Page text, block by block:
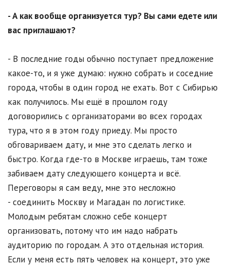
- А как вообще организуется тур? Вы сами едете или
вас приглашают?
- В последние годы обычно поступает предложение
какое-то, и я уже думаю: нужно собрать и соседние
города, чтобы в один город не ехать. Вот с Сибирью
как получилось. Мы ещё в прошлом году
договорились с организаторами во всех городах
тура, что я в этом году приеду. Мы просто
обговариваем дату, и мне это сделать легко и
быстро. Когда где-то в Москве играешь, там тоже
забиваем дату следующего концерта и всё.
Переговоры я сам веду, мне это несложно
- соединить Москву и Магадан по логистике.
Молодым ребятам сложно себе концерт
организовать, потому что им надо набрать
аудиторию по городам. А это отдельная история.
Если у меня есть пять человек на концерт, это уже